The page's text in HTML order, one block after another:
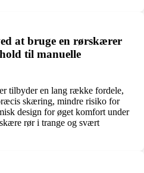
at bruge en rørskærer
til manuelle
tilbyder en lang række fordele,
skæring, mindre risiko for
design for øget komfort under
rør i trange og svært